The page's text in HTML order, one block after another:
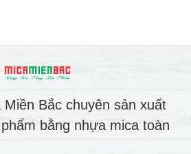
Bắc chuyên sản xuất
bằng nhựa mica toàn